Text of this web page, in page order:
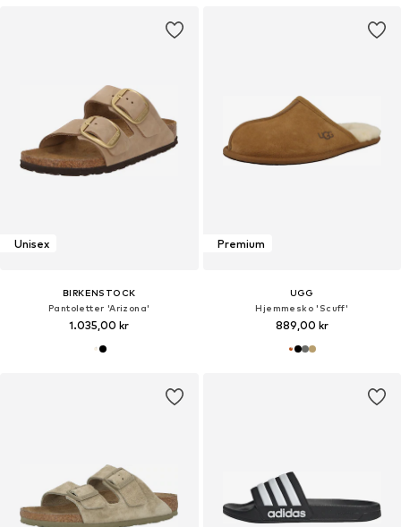
Unisex
BIRKENSTOCK
Pantoletter 'Arizona'
1.035,00 kr
Premium
UGG
Hjemmesko 'Scuff'
889,00 kr